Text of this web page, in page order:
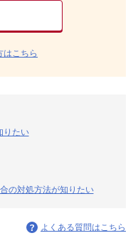
こちら
りたい
の対処方法が知りたい
よくある質問はこちら